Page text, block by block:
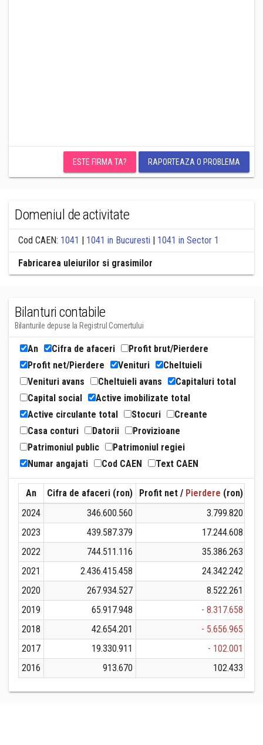
ESTE FIRMA TA? RAPORTEAZA O PROBLEMA
Domeniul de activitate
Cod CAEN: 1041 | 1041 in Bucuresti | 1041 in Sector 1
Fabricarea uleiurilor si grasimilor
Bilanturi contabile
Bilanturile depuse la Registrul Comertului
An Cifra de afaceri
Profit brut/Pierdere
Profit net/Pierdere
Venituri
Cheltuieli
Venituri avans
Cheltuieli avans
Capitaluri total
Capital social
Active imobilizate total
Active circulante total
Stocuri
Creante
Casa conturi
Datorii
Provizioane
Patrimoniul public
Patrimoniul regiei
Numar angajati
Cod CAEN Text CAEN
An Cifra de afaceri (ron) Profit net / Pierdere (ron)
2024
346.600.560 3.799.820
2023
439.587.379 17.244.608
2022
744.511.116 35.386.263
2021
2.436.415.458 24.342.242
2020
267.934.527 8.522.261
2019
65.917.948 - 8.317.658
2018
42.654.201 - 5.656.965
2017
19.330.911 - 102.001
2016
913.670 102.433